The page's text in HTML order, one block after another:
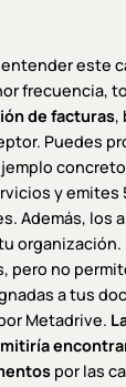
este
frecuencia,
de facturas,
Puedes
y emites
Además, los
organización.
pero no
a tus
Metadrive.
por las